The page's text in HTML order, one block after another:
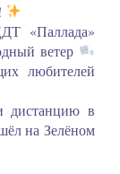
«Паллада»
ветер
любителей
дистанцию в
на Зелёном